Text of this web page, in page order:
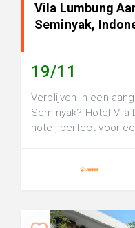
Vila Lumbung
Seminyak,
19/11
Verblijven in een
Seminyak? Hotel
hotel, perfect voor